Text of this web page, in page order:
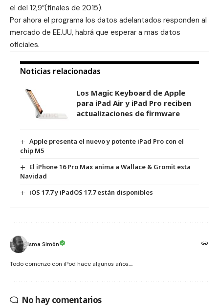
el del 12,9″(finales de 2015).
Por ahora el programa los datos adelantados responden al
mercado de EE.UU, habrá que esperar a mas datos
oficiales.
Noticias relacionadas
Los Magic Keyboard de Apple
para iPad Air y iPad Pro reciben
actualizaciones de firmware
Apple presenta el nuevo y potente iPad Pro con el
chip M5
El iPhone 16 Pro Max anima a Wallace & Gromit esta
Navidad
iOS 17.7 y iPadOS 17.7 están disponibles
Isma Simón
Todo comenzo con iPod hace algunos años....
No hay comentarios